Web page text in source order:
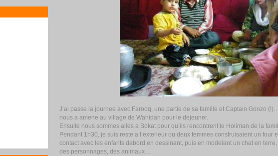
J’ai passe la journee avec Farooq, une partie de sa famille et Captain Gonzo
nous a amene au village de Wahidan pour le dejeuner.
Ensuite nous sommes alles a Bokat pour qu’ils rencontrent le Holiman de la
Pendant 1h30, je suis reste a l’exterieur ou deux femmes construisaient un four
contact avec les enfants dabord en dessinant, puis en modelant un chat en
des personnages, des animaux…